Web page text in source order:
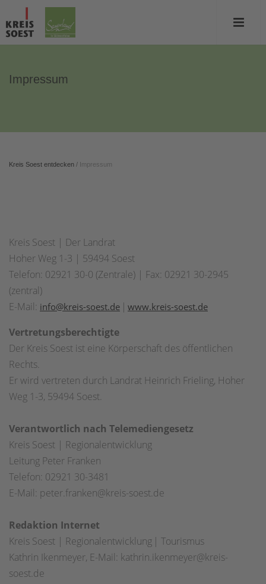
Impressum
Kreis Soest entdecken / Impressum
Kreis Soest | Der Landrat
Hoher Weg 1-3 | 59494 Soest
Telefon: 02921 30-0 (Zentrale) | Fax: 02921 30-2945
(zentral)
E-Mail: info@kreis-soest.de | www.kreis-soest.de
Vertretungsberechtigte
Der Kreis Soest ist eine Körperschaft des öffentlichen
Rechts.
Er wird vertreten durch Landrat Heinrich Frieling, Hoher
Weg 1-3, 59494 Soest.
Verantwortlich nach Telemediengesetz
Kreis Soest | Regionalentwicklung
Leitung Peter Franken
Telefon: 02921 30-3481
E-Mail: peter.franken@kreis-soest.de
Redaktion Internet
Kreis Soest | Regionalentwicklung | Tourismus
Kathrin Ikenmeyer, E-Mail: kathrin.ikenmeyer@kreis-
soest.de